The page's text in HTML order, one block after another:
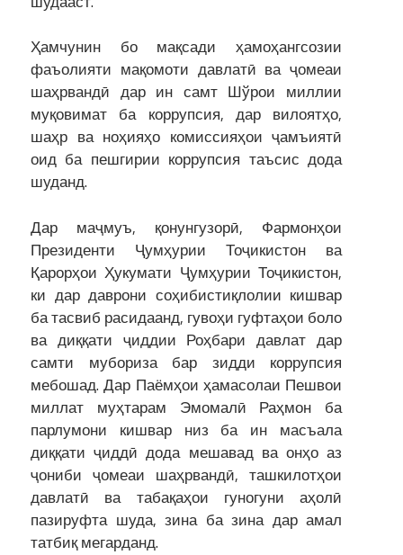
Ҳамчунин бо мақсади ҳамоҳангсозии
фаъолияти мақомоти давлатӣ ва ҷомеаи
шаҳрвандӣ дар ин самт Шўрои миллии
муқовимат ба коррупсия, дар вилоятҳо,
шаҳр ва ноҳияҳо комиссияҳои ҷамъиятӣ
оид ба пешгирии коррупсия таъсис дода
шуданд.
Дар маҷмуъ, қонунгузорӣ, Фармонҳои
Президенти Ҷумҳурии Тоҷикистон ва
Қарорҳои Ҳукумати Ҷумҳурии Тоҷикистон,
ки дар даврони соҳибистиқлолии кишвар
ба тасвиб расидаанд, гувоҳи гуфтаҳои боло
ва диққати ҷиддии Роҳбари давлат дар
самти мубориза бар зидди коррупсия
мебошад. Дар Паёмҳои ҳамасолаи Пешвои
миллат муҳтарам Эмомалӣ Раҳмон ба
парлумони кишвар низ ба ин масъала
диққати ҷиддӣ дода мешавад ва онҳо аз
ҷониби ҷомеаи шаҳрвандӣ, ташкилотҳои
давлатӣ ва табақаҳои гуногуни аҳолӣ
пазируфта шуда, зина ба зина дар амал
татбиқ мегарданд.